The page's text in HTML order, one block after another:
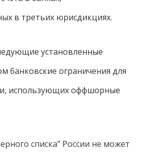
в третьих юрисдикциях.
установленные
банковские ограничения для
использующих оффшорные
списка” России не может